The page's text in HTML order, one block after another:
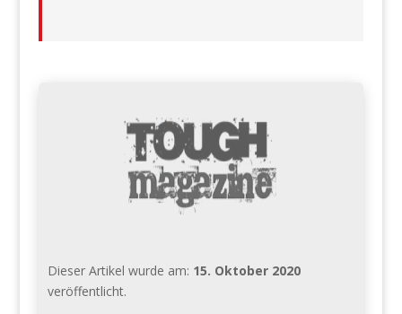
Dieser Artikel wurde am: 15. Oktober 2020
veröffentlicht.